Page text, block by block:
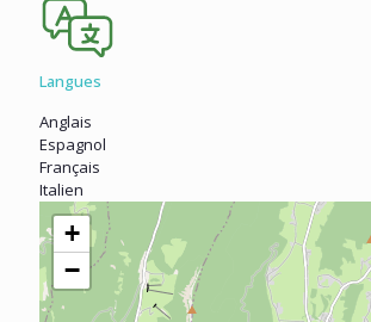
Langues
Anglais
Espagnol
Français
Italien
+
−